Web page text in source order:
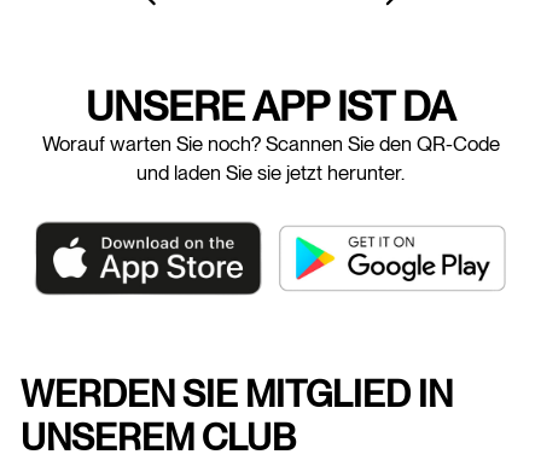
UNSERE APP IST DA
Worauf warten Sie noch? Scannen Sie den QR-Code
und laden Sie sie jetzt herunter.
WERDEN SIE MITGLIED IN
UNSEREM CLUB